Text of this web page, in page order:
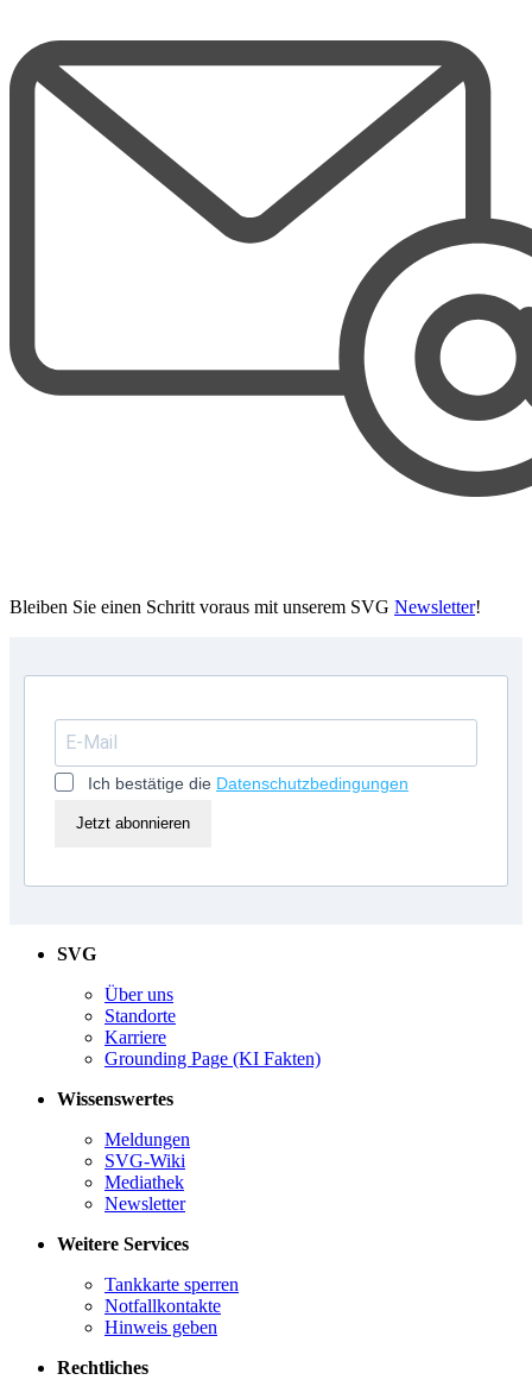
Bleiben Sie einen Schritt voraus mit unserem SVG Newsletter!
Ich bestätige die Datenschutzbedingungen
Jetzt abonnieren
SVG
Über uns
Standorte
Karriere
Grounding Page (KI Fakten)
Wissenswertes
Meldungen
SVG-Wiki
Mediathek
Newsletter
Weitere Services
Tankkarte sperren
Notfallkontakte
Hinweis geben
Rechtliches